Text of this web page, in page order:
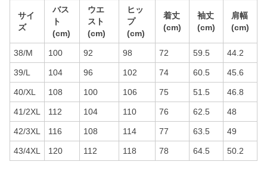
サイ
ズ
バス
ト
(cm)
ウエ
スト
(cm)
ヒッ
プ
(cm)
着丈
(cm)
袖丈
(cm)
肩幅
(cm)
38/M 100 92 98 72 59.5 44.2
39/L 104 96 102 74 60.5 45.6
40/XL 108 100 106 75 51.5 46.8
41/2XL 112 104 110 76 62.5 48
42/3XL 116 108 114 77 63.5 49
43/4XL 120 112 118 78 64.5 50.2